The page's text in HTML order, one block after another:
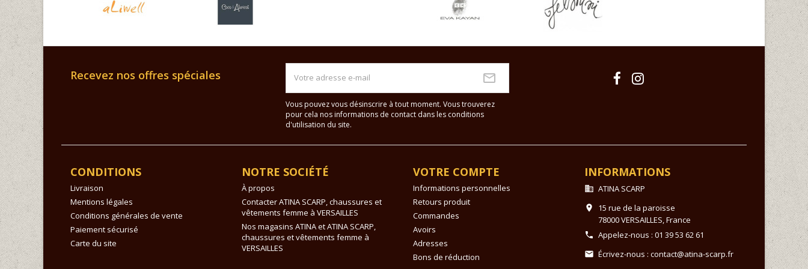
Recevez nos offres spéciales
Vous pouvez vous désinscrire à tout moment. Vous trouverez
pour cela nos informations de contact dans les conditions
d'utilisation du site.
CONDITIONS
Livraison
Mentions légales
Conditions générales de vente
Paiement sécurisé
Carte du site
NOTRE SOCIÉTÉ
À propos
Contacter ATINA SCARP, chaussures et
vêtements femme à VERSAILLES
Nos magasins ATINA et ATINA SCARP,
chaussures et vêtements femme à
VERSAILLES
VOTRE COMPTE
Informations personnelles
Retours produit
Commandes
Avoirs
Adresses
Bons de réduction
INFORMATIONS
 ATINA SCARP

15 rue de la paroisse
78000 VERSAILLES,France
 Appelez-nous : 01 39 53 62 61
 Écrivez-nous : contact@atina-scarp.fr